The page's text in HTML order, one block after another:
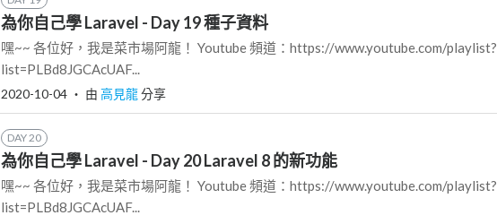
為你自己學 Laravel - Day 19 種子資料
嘿~~ 各位好，我是菜市場阿龍！ Youtube 頻道：https://www.youtube.com/playlist?
list=PLBd8JGCAcUAF...
2020-10-04 ‧ 由 高見龍分享
DAY 20
為你自己學 Laravel - Day 20 Laravel 8 的新功能
嘿~~ 各位好，我是菜市場阿龍！ Youtube 頻道：https://www.youtube.com/playlist?
list=PLBd8JGCAcUAF...